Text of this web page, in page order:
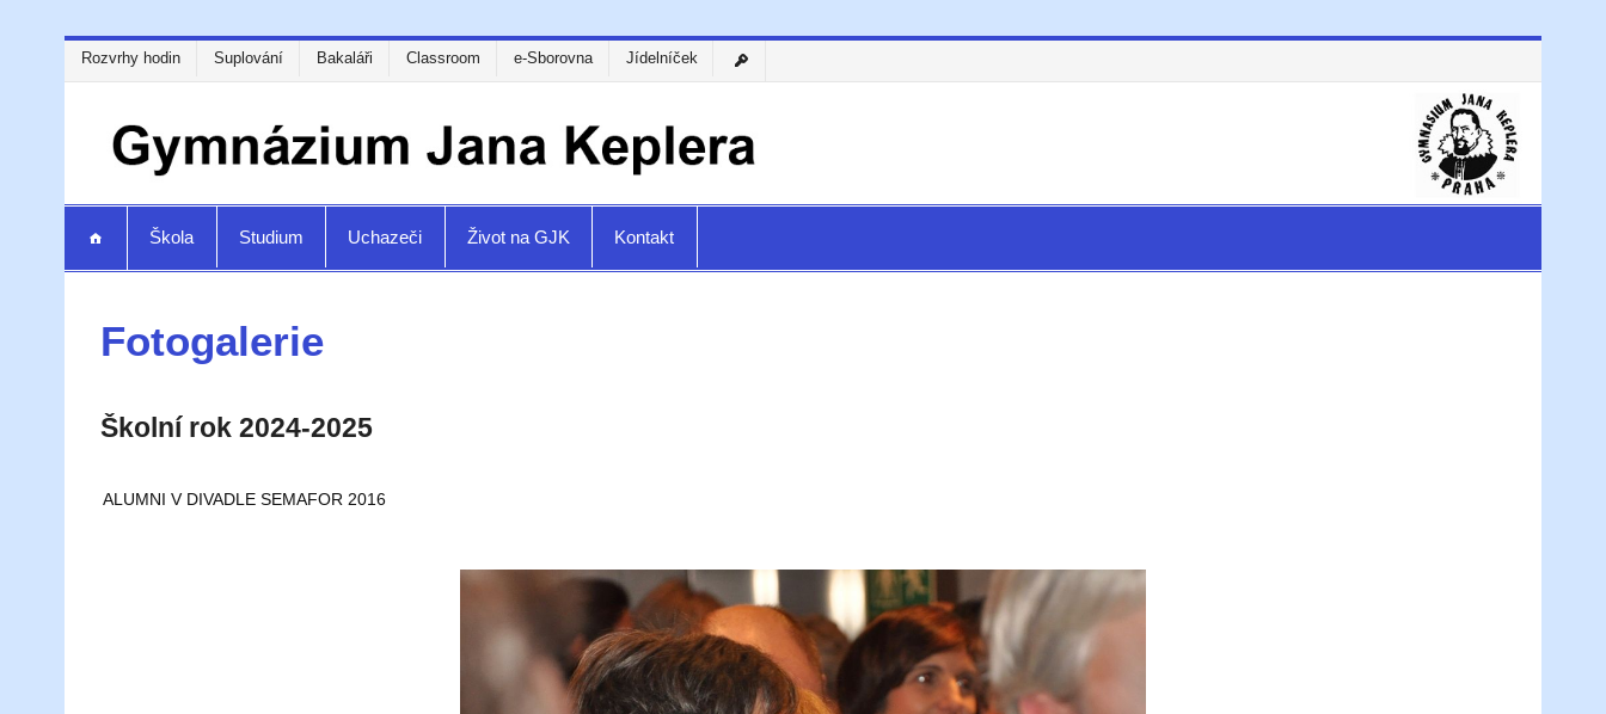
Rozvrhy hodin Suplování Bakaláři Classroom e-Sborovna Jídelníček
Škola Studium Uchazeči Život na GJK Kontakt
Fotogalerie
Školní rok 2024-2025
ALUMNI V DIVADLE SEMAFOR 2016